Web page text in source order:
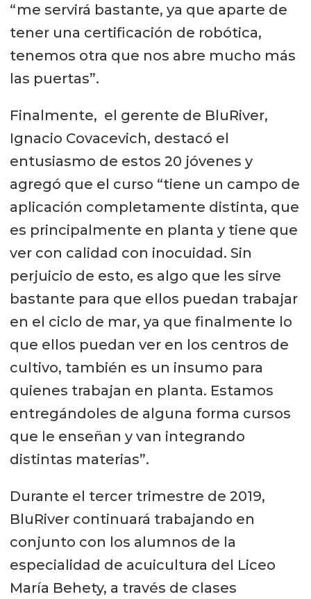
“me servirá bastante, ya que aparte de
tener una certificación de robótica,
tenemos otra que nos abre mucho más
las puertas”.
Finalmente, el gerente de BluRiver,
Ignacio Covacevich, destacó el
entusiasmo de estos 20 jóvenes y
agregó que el curso “tiene un campo de
aplicación completamente distinta, que
es principalmente en planta y tiene que
ver con calidad con inocuidad. Sin
perjuicio de esto, es algo que les sirve
bastante para que ellos puedan trabajar
en el ciclo de mar, ya que finalmente lo
que ellos puedan ver en los centros de
cultivo, también es un insumo para
quienes trabajan en planta. Estamos
entregándoles de alguna forma cursos
que le enseñan y van integrando
distintas materias”.
Durante el tercer trimestre de 2019,
BluRiver continuará trabajando en
conjunto con los alumnos de la
especialidad de acuicultura del Liceo
María Behety, a través de clases